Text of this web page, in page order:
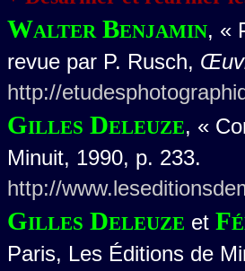
Walter Benjamin, «
revue par P. Rusch,
http://
Gilles Deleuze, «
Minuit, 1990, p. 233.
http://
Gilles Deleuze et
Paris, Les Éditions de